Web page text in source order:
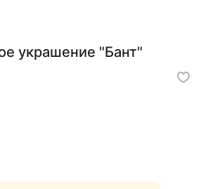
украшение "Бант"